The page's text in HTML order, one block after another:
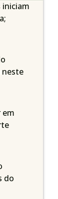
iniciam
neste
em
do